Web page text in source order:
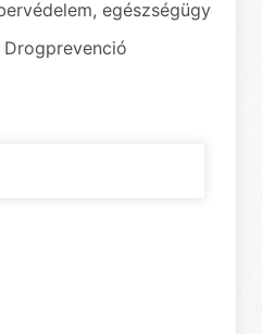
egészségügy
Drogprevenció